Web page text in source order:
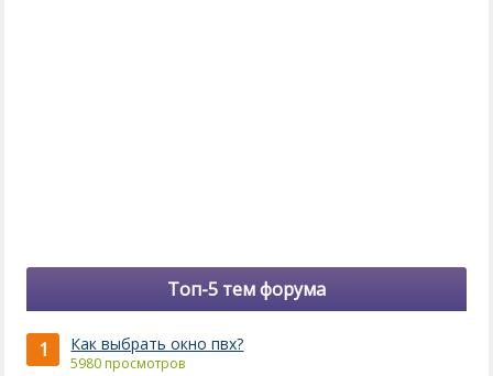
Топ-5 тем форума
1 Как выбрать окно пвх?
5980 просмотров